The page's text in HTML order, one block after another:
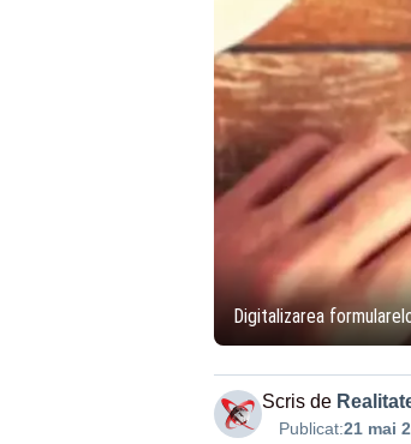
Digitalizarea
Scris de
Publicat:21 mai